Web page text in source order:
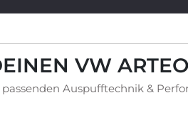
VW
Auspufftechnik &